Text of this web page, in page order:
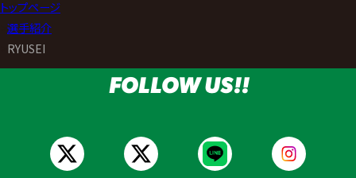
トップページ
選手紹介
RYUSEI
FOLLOW US!!